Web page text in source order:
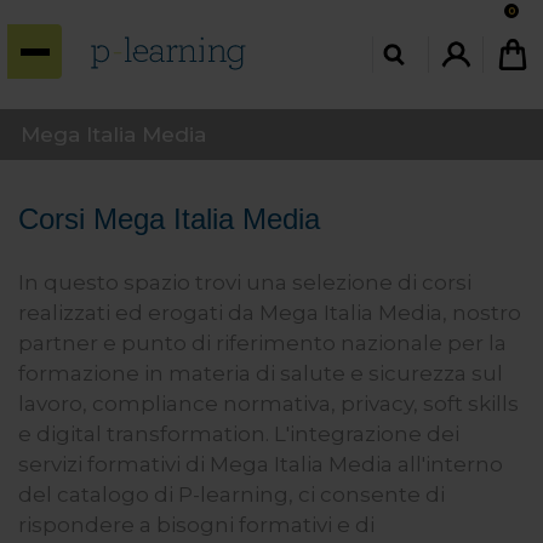
INDIETRO
Corsi con CFP
Corsi con CFP per Geologi
Corsi con CFP per Geometri
Corsi con CFP per Ingegneri
Corsi con CFP per Periti
INDIETRO
I nostri corsi
Comunicazione e Soft Skills
Edilizia, Urbanistica e
Ambiente
Energia e Impianti
Gestionale, pianificazione e
controllo
INDIETRO
P-Learning
Convenzioni
Chi siamo
Contatti
0
Mega Italia Media
Corsi Mega Italia Media
In questo spazio trovi una selezione di corsi
realizzati ed erogati da Mega Italia Media, nostro
partner e punto di riferimento nazionale per la
formazione in materia di salute e sicurezza sul
lavoro, compliance normativa, privacy, soft skills
e digital transformation. L'integrazione dei
servizi formativi di Mega Italia Media all'interno
del catalogo di P-learning, ci consente di
rispondere a bisogni formativi e di